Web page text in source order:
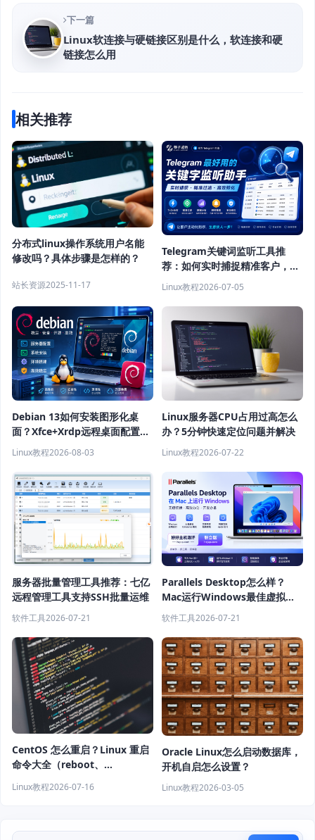
下一篇
Linux软连接与硬链接区别是什么，软连接和硬
链接怎么用
相关推荐
分布式linux操作系统用户名能
修改吗？具体步骤是怎样的？
站长资源2025-11-17
Telegram关键词监听工具推
荐：如何实时捕捉精准客户，提
高获客效率？
Linux教程2026-07-05
Debian 13如何安装图形化桌
面？Xfce+Xrdp远程桌面配置教
程
Linux教程2026-08-03
Linux服务器CPU占用过高怎么
办？5分钟快速定位问题并解决
Linux教程2026-07-22
服务器批量管理工具推荐：七亿
远程管理工具支持SSH批量运维
软件工具2026-07-21
Parallels Desktop怎么样？
Mac运行Windows最佳虚拟机
软件推荐
软件工具2026-07-21
CentOS 怎么重启？Linux 重启
命令大全（reboot、
Linux教程2026-07-16
Oracle Linux怎么启动数据库，
开机自启怎么设置？
Linux教程2026-03-05